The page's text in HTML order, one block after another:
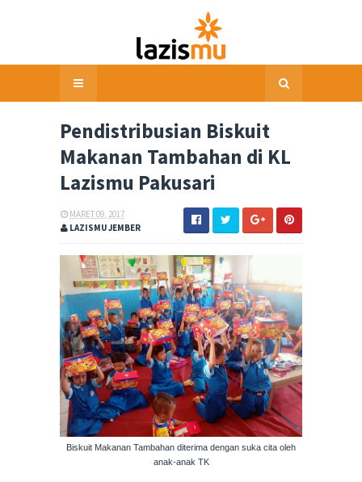
Pendistribusian Biskuit
Makanan Tambahan di KL
Lazismu Pakusari
MARET 09, 2017
LAZISMU JEMBER
Biskuit Makanan Tambahan diterima dengan suka cita oleh
anak-anak TK